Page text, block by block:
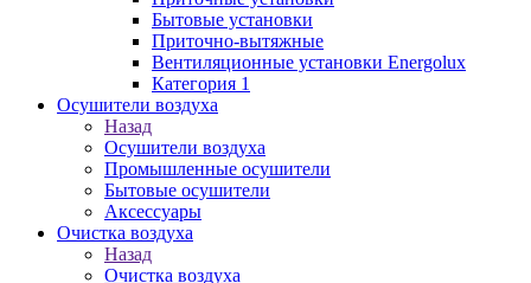
Бытовые установки
Приточно-вытяжные
Вентиляционные установки Energolux
Категория 1
Осушители воздуха
Назад
Осушители воздуха
Промышленные осушители
Бытовые осушители
Аксессуары
Очистка воздуха
Назад
Очистка воздуха